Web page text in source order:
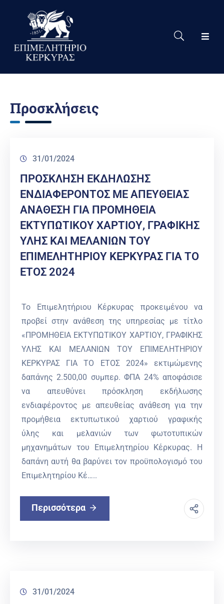
Το
Eπιμελητήριο
Νέα
Ειδική
Χρήσιμες
Συνδέσεις
Προσκλήσεις
31/01/2024
ΠΡΟΣΚΛΗΣΗ ΕΚΔΗΛΩΣΗΣ
ΕΝΔΙΑΦΕΡΟΝΤΟΣ ΜΕ ΑΠΕΥΘΕΙΑΣ
ΑΝΑΘΕΣΗ ΓΙΑ ΠΡΟΜΗΘΕΙΑ
ΕΚΤΥΠΩΤΙΚΟΥ ΧΑΡΤΙΟΥ, ΓΡΑΦΙΚΗΣ
ΥΛΗΣ ΚΑΙ ΜΕΛΑΝΙΩΝ ΤΟΥ
ΕΠΙΜΕΛΗΤΗΡΙΟΥ ΚΕΡΚΥΡΑΣ ΓΙΑ ΤΟ
ΕΤΟΣ 2024
Το Επιμελητήριου Κέρκυρας προκειμένου να
προβεί στην ανάθεση της υπηρεσίας με τίτλο
«ΠΡΟΜΗΘΕΙΑ ΕΚΤΥΠΩΤΙΚΟΥ ΧΑΡΤΙΟΥ, ΓΡΑΦΙΚΗΣ
ΥΛΗΣ ΚΑΙ ΜΕΛΑΝΙΩΝ ΤΟΥ ΕΠΙΜΕΛΗΤΗΡΙΟΥ
ΚΕΡΚΥΡΑΣ ΓΙΑ ΤΟ ΕΤΟΣ 2024» εκτιμώμενης
δαπάνης 2.500,00 συμπερ. ΦΠΑ 24% αποφάσισε
να απευθύνει πρόσκληση εκδήλωσης
ενδιαφέροντος με απευθείας ανάθεση για την
προμήθεια εκτυπωτικού χαρτιού γραφικής
ύλης και μελανιών των φωτοτυπικών
μηχανημάτων του Επιμελητηρίου Κέρκυρας. Η
δαπάνη αυτή θα βαρύνει τον προϋπολογισμό του
Επιμελητηρίου Κέ…..
Περισσότερα
31/01/2024